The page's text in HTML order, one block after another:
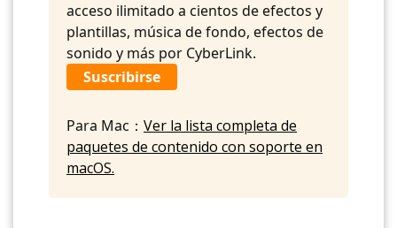
acceso ilimitado a cientos de efectos y
plantillas, música de fondo, efectos de
sonido y más por CyberLink.
Suscribirse
Para Mac： Ver la lista completa de
paquetes de contenido con soporte en
macOS.